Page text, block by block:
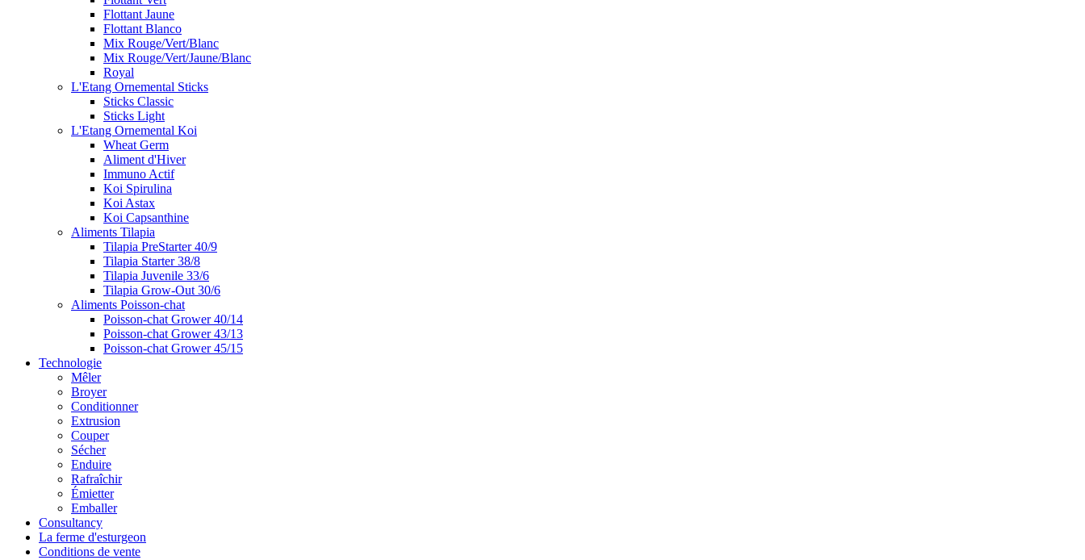
Flottant Jaune
Flottant Blanco
Mix Rouge/Vert/Blanc
Mix Rouge/Vert/Jaune/Blanc
Royal
L'Etang Ornemental Sticks
Sticks Classic
Sticks Light
L'Etang Ornemental Koi
Wheat Germ
Aliment d'Hiver
Immuno Actif
Koi Spirulina
Koi Astax
Koi Capsanthine
Aliments Tilapia
Tilapia PreStarter 40/9
Tilapia Starter 38/8
Tilapia Juvenile 33/6
Tilapia Grow-Out 30/6
Aliments Poisson-chat
Poisson-chat Grower 40/14
Poisson-chat Grower 43/13
Poisson-chat Grower 45/15
Technologie
Mêler
Broyer
Conditionner
Extrusion
Couper
Sécher
Enduire
Rafraîchir
Émietter
Emballer
Consultancy
La ferme d'esturgeon
Conditions de vente